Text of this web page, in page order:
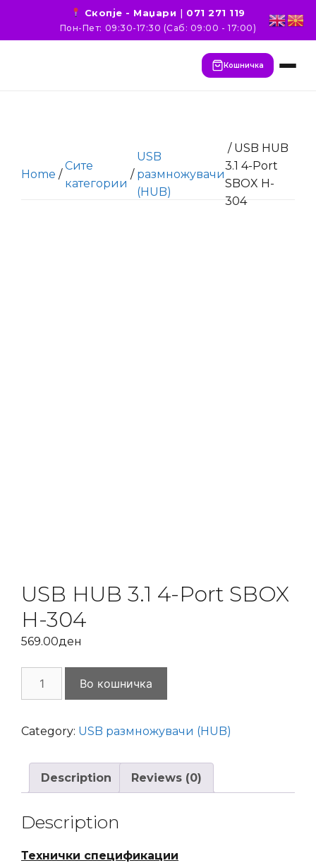
Скопје - Маџари | 071 271 119
Пон-Пет: 09:30-17:30 (Саб: 09:00 - 17:00)
Кошничка
Home /
Сите
категории
/
USB
размножувачи
(HUB)
/ USB HUB
3.1 4-Port
SBOX H-
304
USB HUB 3.1 4-Port SBOX
H-304
569.00ден
4-
SBOX
quantity
Во кошничка
Category: USB размножувачи (HUB)
Description Reviews (0)
Description
Технички спецификации